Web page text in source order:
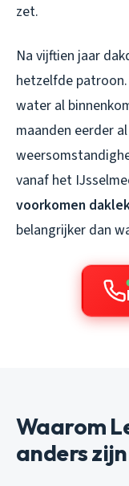
zet.
Na vijftien jaar
hetzelfde
water al
maanden eerder
vanaf het
voorkomen
belangrijker dan
Waarom
anders zijn